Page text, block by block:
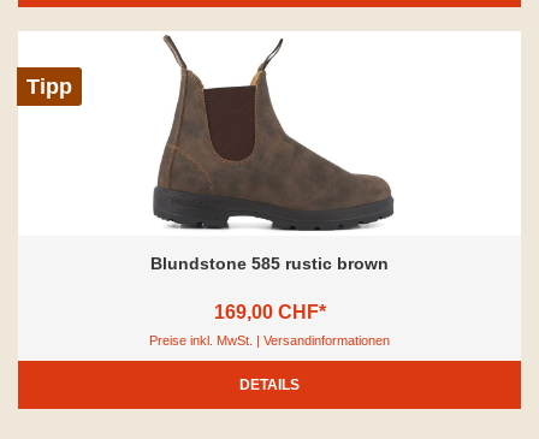
Tipp
Blundstone 585 rustic brown
169,00 CHF*
Preise inkl. MwSt. | Versandinformationen
DETAILS